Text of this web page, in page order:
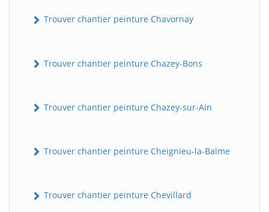
Trouver chantier peinture Chavornay
Trouver chantier peinture Chazey-Bons
Trouver chantier peinture Chazey-sur-Ain
Trouver chantier peinture Cheignieu-la-Balme
Trouver chantier peinture Chevillard